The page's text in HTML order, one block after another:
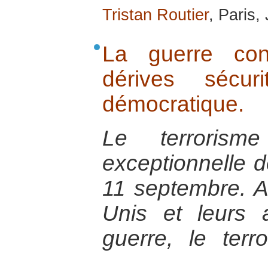
Tristan Routier, Paris,
La guerre
dérives
démocratique.
Le
exceptionnelle
11 septembre.
Unis et leurs
guerre, le